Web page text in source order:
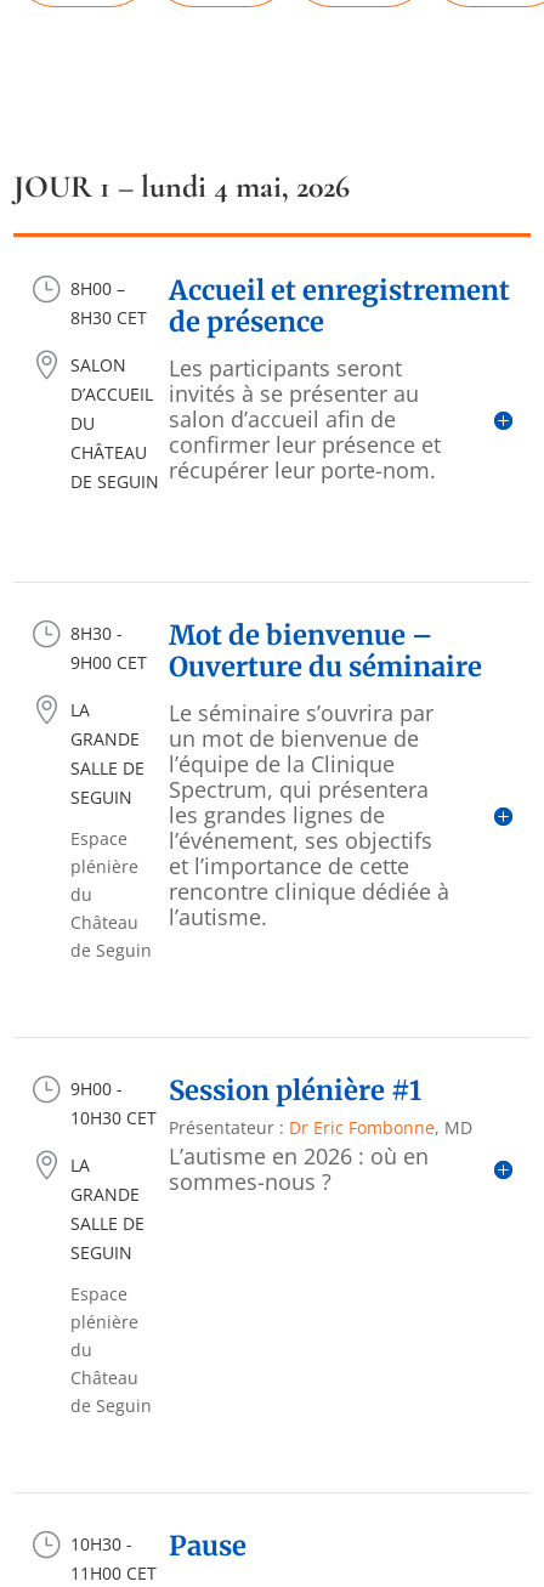
JOUR 1 – lundi 4 mai, 2026
} 8H00 –
8H30 CET
 SALON
D’ACCUEIL
DU
CHÂTEAU
DE SEGUIN
Accueil et enregistrement
de présence
Les participants seront
invités à se présenter au
salon d’accueil afin de
confirmer leur présence et
récupérer leur porte-nom.
} 8H30 -
9H00 CET

LA
GRANDE
SALLE DE
SEGUIN
Espace
plénière
du
Château
de Seguin
Mot de bienvenue –
Ouverture du séminaire
Le séminaire s’ouvrira par
un mot de bienvenue de
l’équipe de la Clinique
Spectrum, qui présentera
les grandes lignes de
l’événement, ses objectifs
et l’importance de cette
rencontre clinique dédiée à
l’autisme.
} 9H00 -
10H30 CET

LA
GRANDE
SALLE DE
SEGUIN
Espace
plénière
du
Château
de Seguin
Session plénière #1
Présentateur : Dr Eric Fombonne, MD
L’autisme en 2026 : où en
sommes-nous ?
} 10H30 -
11H00 CET
Pause